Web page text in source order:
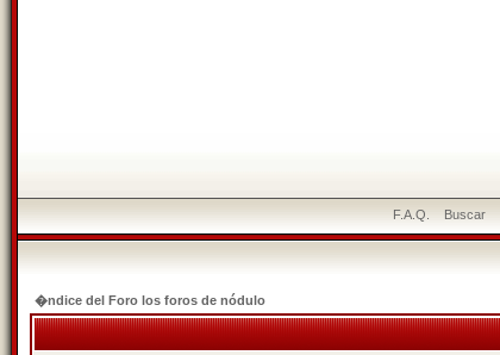
F.A.Q. Buscar
�ndice del Foro los foros de nódulo